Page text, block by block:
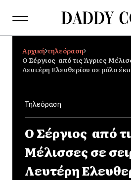
Αρχική τηλεόραση
Ο Σέργιος από τις Άγριες
Λευτέρη Ελευθερίου σε ρόλο
Τηλεόραση
Ο Σέργιος από
Μέλισσες σε
Λευτέρη